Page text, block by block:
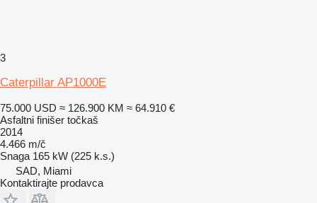
3
Caterpillar AP1000E
75.000 USD ≈ 126.900 KM ≈ 64.910 €
Asfaltni finišer točkaš
2014
4.466 m/č
Snaga 165 kW (225 k.s.)
SAD, Miami
Kontaktirajte prodavca